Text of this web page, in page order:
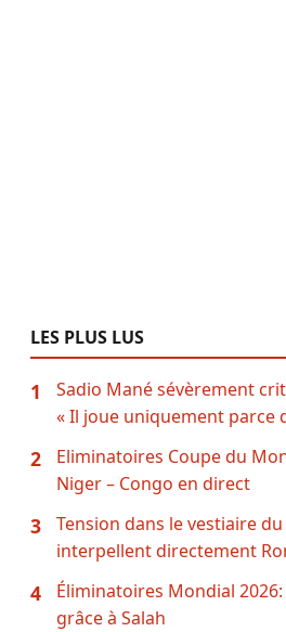
LES PLUS LUS
1
Sadio Mané sévèrement
« Il joue uniquement parce
2
Eliminatoires Coupe du
Niger – Congo en direct
3
Tension dans le vestiaire
interpellent directement
4
Éliminatoires Mondial 2026:
grâce à Salah